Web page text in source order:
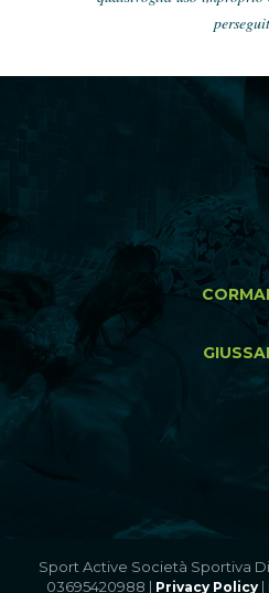
Sport Active Società Sportiva
03695420988 | Privacy Policy |